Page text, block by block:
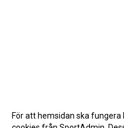
För att hemsidan ska